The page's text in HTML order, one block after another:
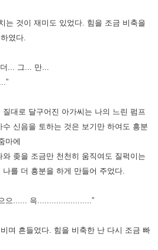
는 것이 재미도 있었다. 힘을 조금 비축을
였다.
... 그... 만...
대로 달구어진 아가씨는 나의 느린 펌프
신음을 토하는 것은 보기만 하여도 흥분
마에
와 좆을 조금만 천천히 움직여도 질퍽이는
를 더 흥분을 하게 만들어 주었다.
으...... 윽.......................”
며 흔들었다. 힘을 비축한 난 다시 조금 빠